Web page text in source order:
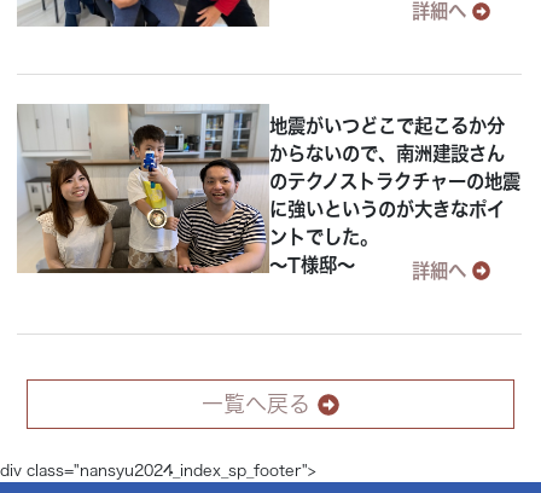
詳細へ
地震がいつどこで起こるか分
からないので、南洲建設さん
のテクノストラクチャーの地震
に強いというのが大きなポイ
ントでした。
～T様邸～
詳細へ
一覧へ戻る
div class="nansyu2024_index_sp_footer">